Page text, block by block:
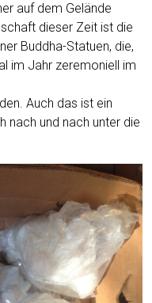
auf dem Gelän­de
die­ser Zeit ist die
Bud­dha-Sta­tu­en, die,
im Jahr zere­mo­ni­ell im
Auch das ist ein
nach und nach unter die